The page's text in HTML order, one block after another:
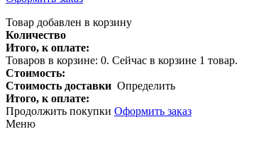
Товар добавлен в корзину
Количество
Итого, к оплате:
Товаров в корзине: 0. Сейчас в корзине 1 товар.
Стоимость:
Стоимость доставки Определить
Итого, к оплате:
Продолжить покупки Оформить заказ
Меню